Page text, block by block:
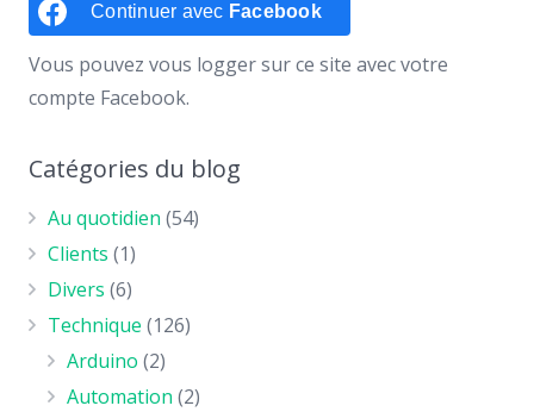
Continuer avec Facebook
Vous pouvez vous logger sur ce site avec votre
compte Facebook.
Catégories du blog
Au quotidien (54)
Clients (1)
Divers (6)
Technique (126)
Arduino (2)
Automation (2)